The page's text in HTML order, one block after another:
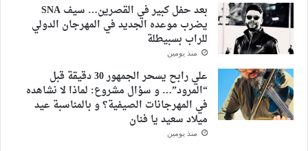
بعد حفل كبير في القصرين… سيف SNA
يضرب موعده الجديد في المهرجان الدولي
للراب بسبيطلة
منذ يومين
علي رابح يسحر الجمهور 30 دقيقة قبل
“المرود”… و سؤال مشروع: لماذا لا نشاهده
في المهرجانات الصيفية؟ و بالمناسبة عيد
ميلاد سعيد يا فنان
منذ يومين